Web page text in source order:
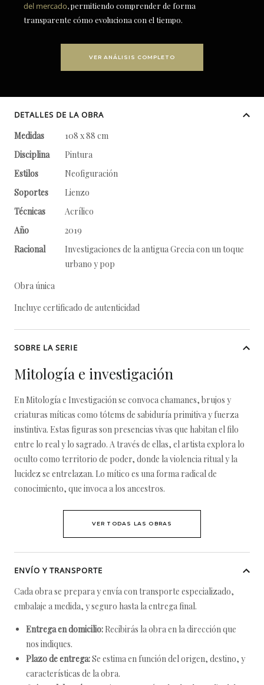
del mercado, permitiendo comprender de forma
transparente cómo evoluciona con el tiempo.
VER ANÁLISIS COMPLETO
DETALLES DE LA OBRA
Medidas
108 x 88 cm
Disciplina
Pintura
Estilos
Neofiguración
Soportes
Lienzo
Técnicas
Acrílico
Año
2019
Racional
Investigaciones de la antigua Grecia con un toque
urbano y pop
Obra única
Incluye certificado de autenticidad
SOBRE LA SERIE
Mitología e investigación
En Mitología e Investigación se convoca chamanes, brujos y
criaturas míticas como tótems de sabiduría primitiva y fuerza
instintiva. Estas figuras son presencias vivas que habitan el filo
entre lo real y lo sagrado. A través de ellas, el artista explora lo
oculto como territorio de poder, donde la violencia ritual y la
lucidez se entrelazan. Lo mítico es una forma radical de
conocimiento, que invoca a los ancestros.
VER TODAS LAS OBRAS
ENVÍO Y TRANSPORTE
Cada obra se prepara y envía con transporte especializado,
embalaje a medida, y seguro hasta la entrega final.
Entrega en domicilio: Recibirás la obra en la dirección que
nos indiques.
Plazo de entrega:Se estima en función del origen, destino, y
características de la obra.